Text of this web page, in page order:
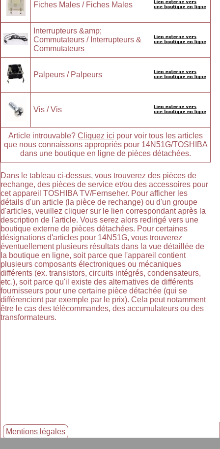
Fiches Males / Fiches Males
Interrupteurs &amp;
Commutateurs / Interrupteurs &
Commutateurs
Palpeurs / Palpeurs
Vis / Vis
Article introuvable? Cliquez ici pour voir tous les articles
que nous connaissons appropriés pour 14N51G/TOSHIBA
dans une boutique en ligne de pièces détachées.
Dans le tableau ci-dessus, vous trouverez des pièces de
rechange, des pièces de service et/ou des accessoires pour
cet appareil TOSHIBA TV/Fernseher. Pour afficher les
détails d'un article (la pièce de rechange) ou d'un groupe
d'articles, veuillez cliquer sur le lien correspondant après la
description de l'article. Vous serez alors redirigé vers une
boutique externe de pièces détachées. Pour certaines
désignations d'articles pour 14N51G, vous trouverez
éventuellement plusieurs résultats dans la vue détaillée de
la boutique en ligne, soit parce que l'appareil contient
plusieurs composants électroniques ou mécaniques
différents (ex. transistors, circuits intégrés, condensateurs,
etc.), soit parce qu'il existe des alternatives de différents
fournisseurs pour une certaine pièce détachée (qui se
différencient par exemple par le prix). Cela peut notamment
être le cas des télécommandes, des accumulateurs ou des
transformateurs.
Mentions légales